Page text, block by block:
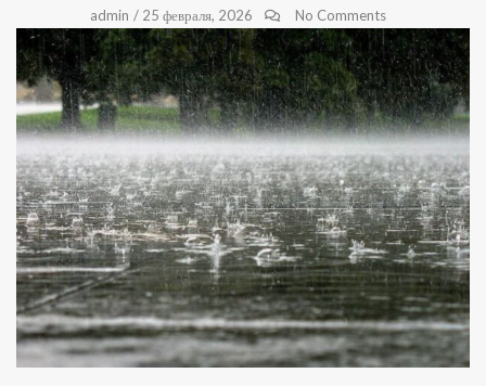
admin / 25 февраля, 2026 No Comments